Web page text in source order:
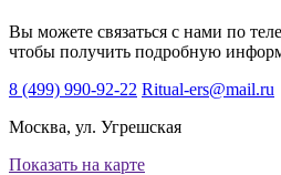
Вы можете связаться с нами по
чтобы получить подробную
8 (499) 990-92-22 Ritual-ers@mail.ru
Москва, ул. Угрешская
Показать на карте